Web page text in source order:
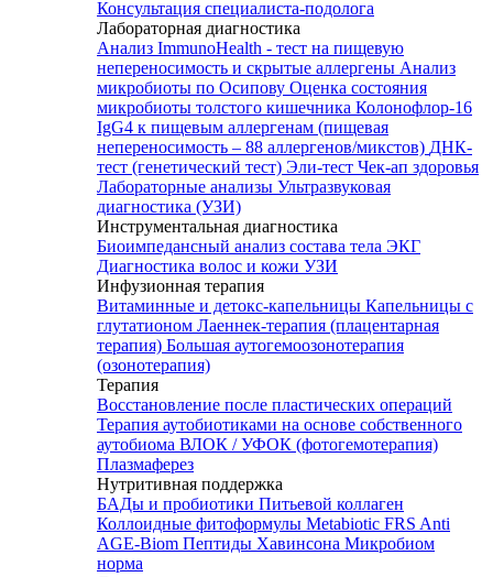
Консультация специалиста-подолога
Лабораторная диагностика
Анализ ImmunoHealth - тест на пищевую
непереносимость и скрытые аллергены Анализ
микробиоты по Осипову Оценка состояния
микробиоты толстого кишечника Колонофлор-16
IgG4 к пищевым аллергенам (пищевая
непереносимость – 88 аллергенов/микстов) ДНК-
тест (генетический тест) Эли-тест Чек-ап здоровья
Лабораторные анализы Ультразвуковая
диагностика (УЗИ)
Инструментальная диагностика
Биоимпедансный анализ состава тела ЭКГ
Диагностика волос и кожи УЗИ
Инфузионная терапия
Витаминные и детокс-капельницы Капельницы с
глутатионом Лаеннек-терапия (плацентарная
терапия) Большая аутогемоозонотерапия
(озонотерапия)
Терапия
Восстановление после пластических операций
Терапия аутобиотиками на основе собственного
аутобиома ВЛОК / УФОК (фотогемотерапия)
Плазмаферез
Нутритивная поддержка
БАДы и пробиотики Питьевой коллаген
Коллоидные фитоформулы Metabiotic FRS Anti
AGE-Biom Пептиды Хавинсона Микробиом
норма